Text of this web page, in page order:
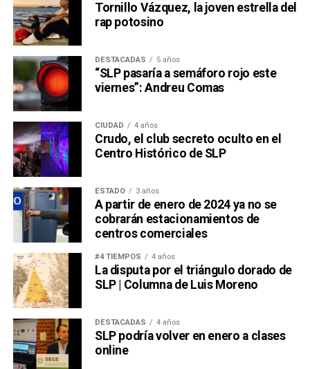
Tornillo Vázquez, la joven estrella del
rap potosino
DESTACADAS 5 años
“SLP pasaría a semáforo rojo este
viernes”: Andreu Comas
CIUDAD 4 años
Crudo, el club secreto oculto en el
Centro Histórico de SLP
ESTADO 3 años
A partir de enero de 2024 ya no se
cobrarán estacionamientos de
centros comerciales
#4 TIEMPOS 4 años
La disputa por el triángulo dorado de
SLP | Columna de Luis Moreno
DESTACADAS 4 años
SLP podría volver en enero a clases
online